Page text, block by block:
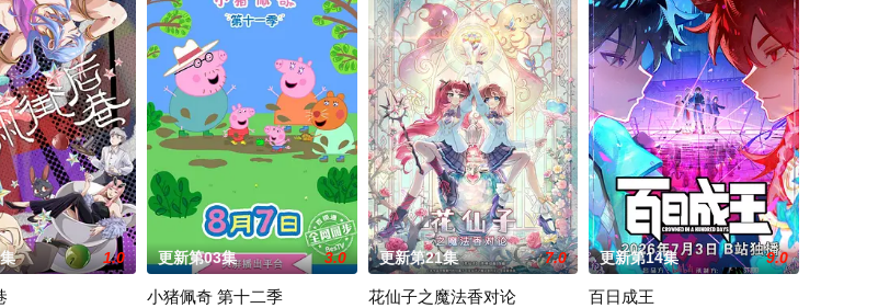
1.0 更新第03集 3.0
小猪佩奇 第十二季
更新第21集 7.0
花仙子之魔法香对论
更新第14集 9.0
百日成王